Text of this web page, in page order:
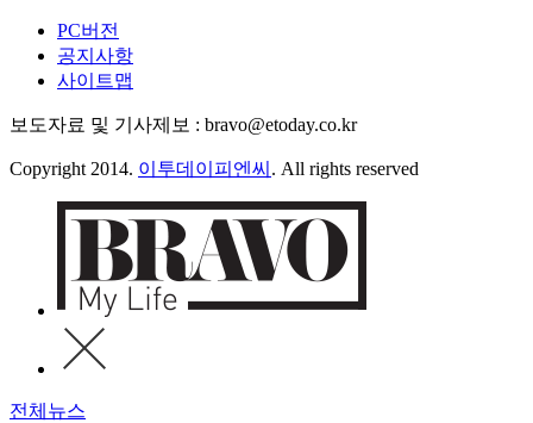
PC버전
공지사항
사이트맵
보도자료 및 기사제보 : bravo@etoday.co.kr
Copyright 2014. 이투데이피엔씨 . All rights reserved
전체뉴스